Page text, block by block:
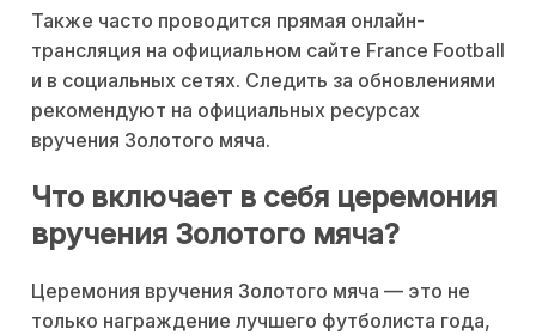
Также часто проводится прямая онлайн-
трансляция на официальном сайте France Football
и в социальных сетях. Следить за обновлениями
рекомендуют на официальных ресурсах
вручения Золотого мяча.
Что включает в себя церемония
вручения Золотого мяча?
Церемония вручения Золотого мяча — это не
только награждение лучшего футболиста года,